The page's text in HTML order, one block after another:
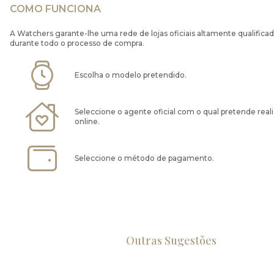
COMO FUNCIONA
A Watchers garante-lhe uma rede de lojas oficiais altamente
durante todo o processo de compra.
Escolha o modelo pretendido.
Seleccione o agente oficial com o qual pretende
online.
Seleccione o método de pagamento.
Outras Sugestões